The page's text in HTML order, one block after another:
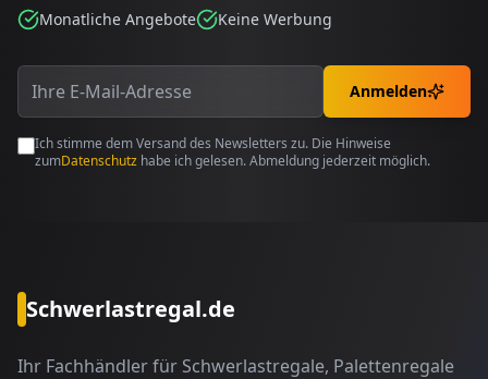
Monatliche Angebote Keine Werbung
Anmelden
Ich stimme dem Versand des Newsletters zu. Die Hinweise
zumDatenschutz habe ich gelesen. Abmeldung jederzeit möglich.
Schwerlastregal.de
Ihr Fachhändler für Schwerlastregale, Palettenregale